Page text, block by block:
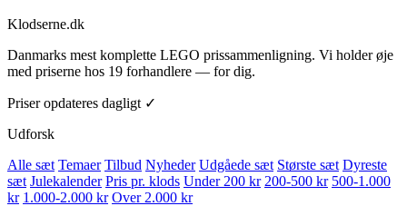
Klodserne.dk
Danmarks mest komplette LEGO prissammenligning. Vi holder øje
med priserne hos 19 forhandlere — for dig.
Priser opdateres dagligt ✓
Udforsk
Alle sæt Temaer Tilbud Nyheder Udgåede sæt Største sæt Dyreste
sæt Julekalender Pris pr. klods Under 200 kr 200-500 kr 500-1.000
kr 1.000-2.000 kr Over 2.000 kr